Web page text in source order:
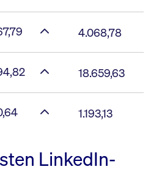
4.068,78
18.659,63
1.193,13
LinkedIn-